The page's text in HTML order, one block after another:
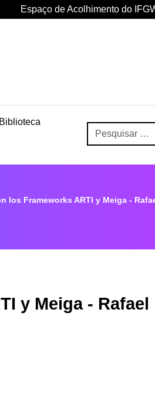
Espaço de Acolhimento do
Biblioteca
los Frameworks ARTI y Meiga -
y Meiga - Rafael